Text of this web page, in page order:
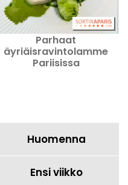
Parhaat
äyriäisravintolamme
Pariisissa
Huomenna
Ensi viikko